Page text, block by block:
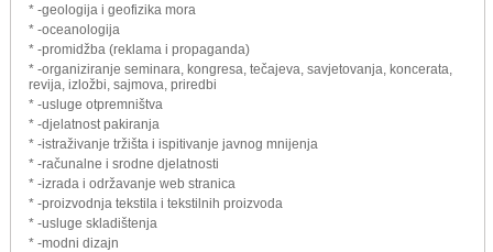
* -geologija i geofizika mora
* -oceanologija
* -promidžba (reklama i propaganda)
* -organiziranje seminara, kongresa, tečajeva, savjetovanja, koncerata,
revija, izložbi, sajmova, priredbi
* -usluge otpremništva
* -djelatnost pakiranja
* -istraživanje tržišta i ispitivanje javnog mnijenja
* -računalne i srodne djelatnosti
* -izrada i održavanje web stranica
* -proizvodnja tekstila i tekstilnih proizvoda
* -usluge skladištenja
* -modni dizajn